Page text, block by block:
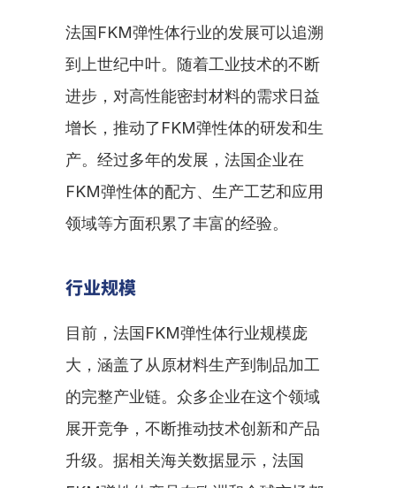
法国FKM弹性体行业的发展可以追溯
到上世纪中叶。随着工业技术的不断
进步，对高性能密封材料的需求日益
增长，推动了FKM弹性体的研发和生
产。经过多年的发展，法国企业在
FKM弹性体的配方、生产工艺和应用
领域等方面积累了丰富的经验。
行业规模
目前，法国FKM弹性体行业规模庞
大，涵盖了从原材料生产到制品加工
的完整产业链。众多企业在这个领域
展开竞争，不断推动技术创新和产品
升级。据相关海关数据显示，法国